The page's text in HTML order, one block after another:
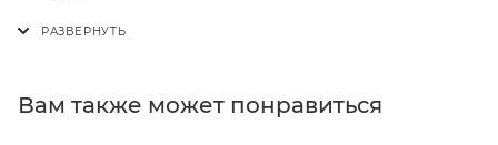
Вам также может понравиться